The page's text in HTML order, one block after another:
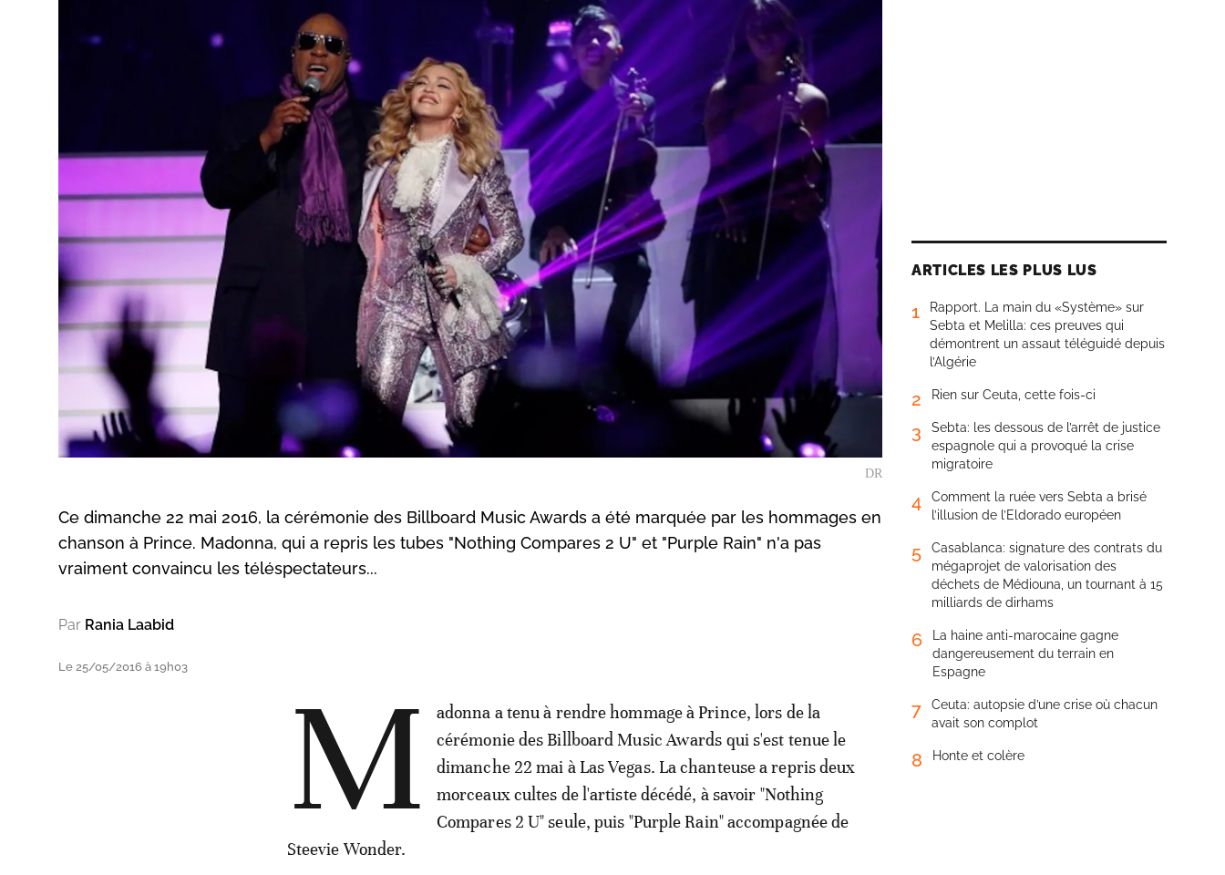
DR
Ce dimanche 22 mai 2016, la cérémonie des Billboard Music Awards a été marquée par les hommages en
chanson à Prince. Madonna, qui a repris les tubes "Nothing Compares 2 U" et "Purple Rain" n'a pas
vraiment convaincu les téléspectateurs...
Par Rania Laabid
Le 25/05/2016 à 19h03 M
adonna a tenu à rendre hommage à Prince, lors de la
cérémonie des Billboard Music Awards qui s'est tenue le
dimanche 22 mai à Las Vegas. La chanteuse a repris deux
morceaux cultes de l'artiste décédé, à savoir "Nothing
Compares 2 U" seule, puis "Purple Rain" accompagnée de
Steevie Wonder.
ARTICLES LES PLUS LUS
1
Rapport. La main du «Système» sur
Sebta et Melilla: ces preuves qui
démontrent un assaut téléguidé depuis
l’Algérie
2 Rien sur Ceuta, cette fois-ci
3
Sebta: les dessous de l’arrêt de justice
espagnole qui a provoqué la crise
migratoire
4
Comment la ruée vers Sebta a brisé
l’illusion de l’Eldorado européen
5
Casablanca: signature des contrats du
mégaprojet de valorisation des
déchets de Médiouna, un tournant à 15
milliards de dirhams
6
La haine anti-marocaine gagne
dangereusement du terrain en
Espagne
7
Ceuta: autopsie d’une crise où chacun
avait son complot
8 Honte et colère